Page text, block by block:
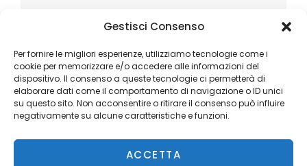
Gestisci Consenso
Per fornire le migliori esperienze, utilizziamo tecnologie come i
cookie per memorizzare e/o accedere alle informazioni del
dispositivo. Il consenso a queste tecnologie ci permetterà di
elaborare dati come il comportamento di navigazione o ID unici
su questo sito. Non acconsentire o ritirare il consenso può influire
negativamente su alcune caratteristiche e funzioni.
ACCETTA